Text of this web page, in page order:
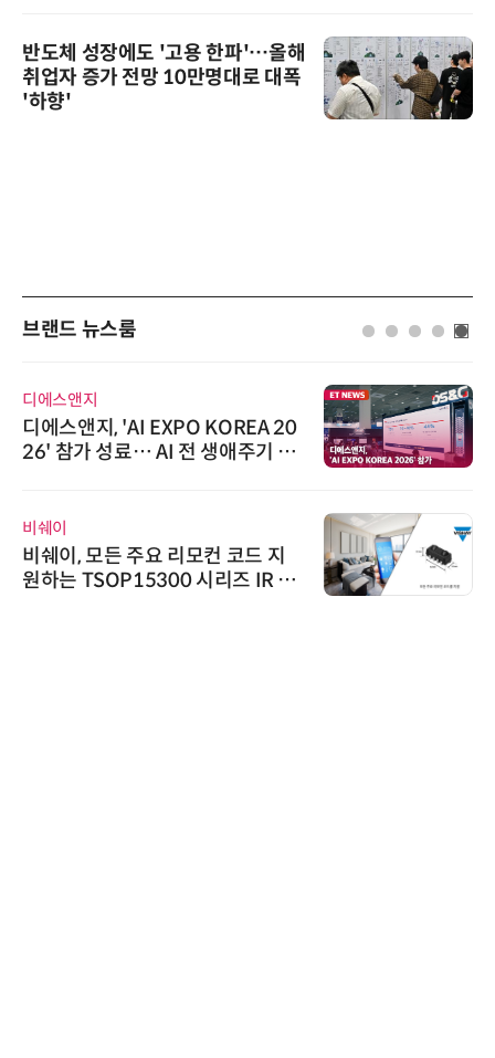
반도체 성장에도 '고용 한파'…올해
취업자 증가 전망 10만명대로 대폭
'하향'
브랜드 뉴스룸
디에스앤지
디에스앤지, 'AI EXPO KOREA 20
26' 참가 성료… AI 전 생애주기 아
비쉐이
비쉐이, 모든 주요 리모컨 코드 지
원하는 TSOP15300 시리즈 IR 수